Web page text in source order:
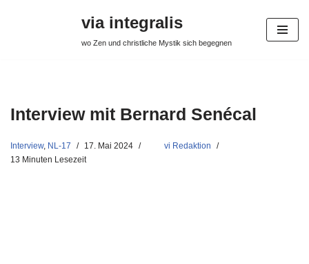
via integralis
wo Zen und christliche Mystik sich begegnen
Interview mit Bernard Senécal
Interview, NL-17 17. Mai 2024
vi Redaktion
13 Minuten Lesezeit